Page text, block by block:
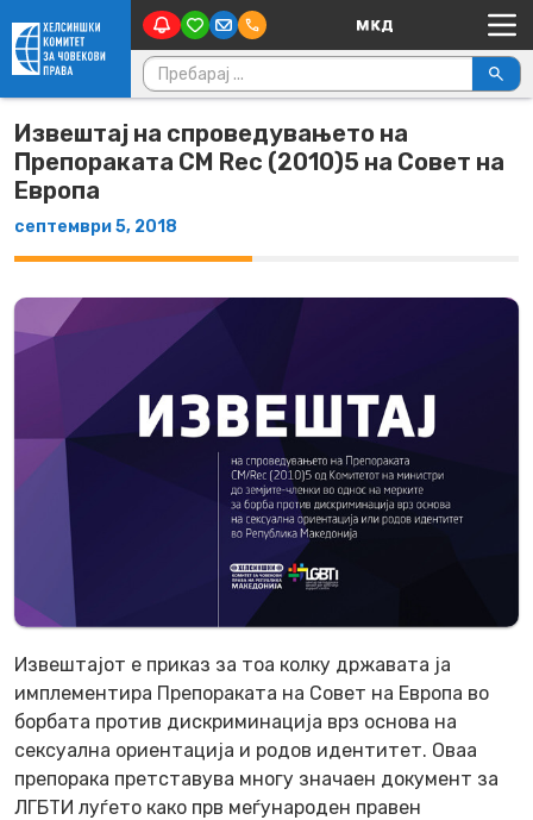
Skip to content Main Navigation
Пребарувај за:
Извештај на спроведувањето на
Препораката CM Rec (2010)5 на Совет на
Европа
септември 5, 2018
Извештајот е приказ за тоа колку државата ја
имплементира Препораката на Совет на Европа во
борбата против дискриминација врз основа на
сексуална ориентација и родов идентитет. Оваа
препорака претставува многу значаен документ за
ЛГБТИ луѓето како прв меѓународен правен